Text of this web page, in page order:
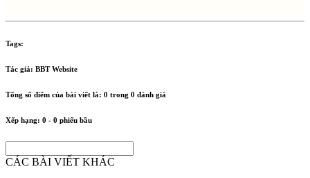
Tags:
Tác giả: BBT Website
Tổng số điểm của bài viết là: 0 trong 0 đánh giá
Xếp hạng: 0 - 0 phiếu bầu
CÁC BÀI VIẾT KHÁC